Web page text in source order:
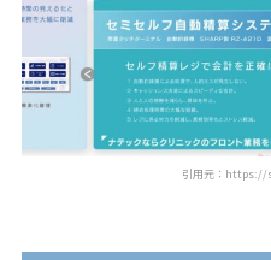
引用元：